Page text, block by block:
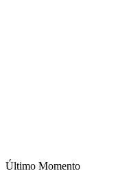
Último Momento